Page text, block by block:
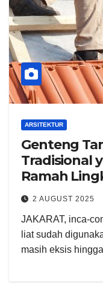
ARSITEKTUR
Genteng
Tradisional
Ramah
2 AUGUST 2025
JAKARAT, inca-
liat sudah
masih eksis